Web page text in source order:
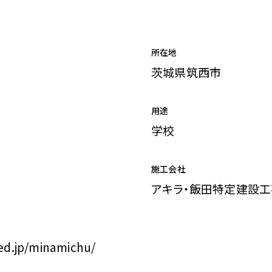
所在地
茨城県筑西市
用途
学校
施工会社
アキラ・飯田特定建設
minamichu/